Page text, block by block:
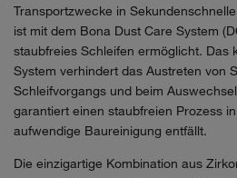
Transportzwecke in
ist mit dem Bona Dust Care System
staubfreies Schleifen ermöglicht. Das
System verhindert das Austreten von
Schleifvorgangs und beim
garantiert einen staubfreien Prozess
aufwendige Baureinigung entfällt.
Die einzigartige Kombination aus